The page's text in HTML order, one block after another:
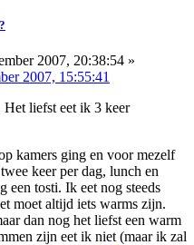
2007, 20:38:54 »
2007, 15:55:41
liefst eet ik 3 keer
kamers ging en voor mezelf
keer per dag, lunch en
een tosti. Ik eet nog steeds
moet altijd iets warms zijn.
dan nog het liefst een warm
zijn eet ik niet (maar ik zal